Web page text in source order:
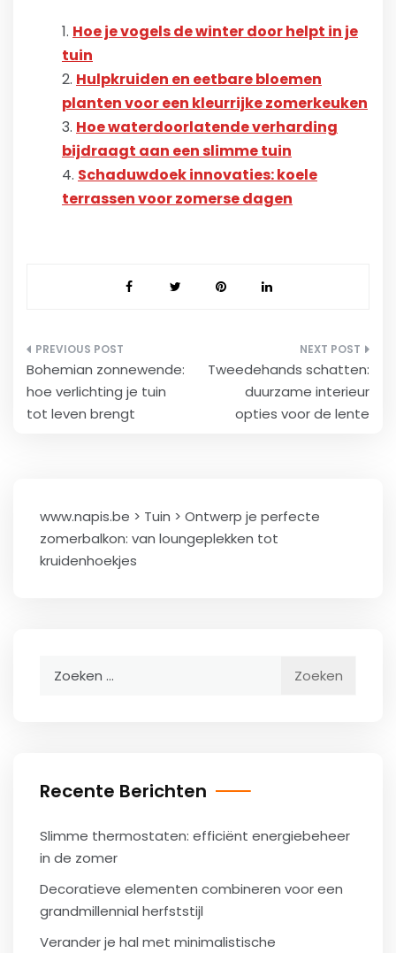
Hoe je vogels de winter door helpt in je
tuin
Hulpkruiden en eetbare bloemen
planten voor een kleurrijke zomerkeuken
Hoe waterdoorlatende verharding
bijdraagt aan een slimme tuin
Schaduwdoek innovaties: koele
terrassen voor zomerse dagen
Berichtnavigatie
Bohemian zonnewende:
hoe verlichting je tuin
tot leven brengt
Tweedehands schatten:
duurzame interieur
opties voor de lente
www.napis.be > Tuin > Ontwerp je perfecte
zomerbalkon: van loungeplekken tot
kruidenhoekjes
Zoeken
Recente Berichten
Slimme thermostaten: efficiënt energiebeheer
in de zomer
Decoratieve elementen combineren voor een
grandmillennial herfststijl
Verander je hal met minimalistische